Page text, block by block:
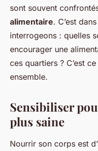
sont souvent
alimentaire. C’est
interrogeons : quelles
encourager une
ces quartiers ? C’est
ensemble.
Sensibiliser
plus saine
Nourrir son corps est